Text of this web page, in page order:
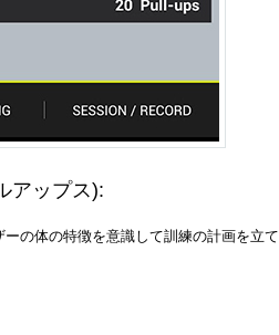
アップス):
の体の特徴を意識して訓練の計画を立て